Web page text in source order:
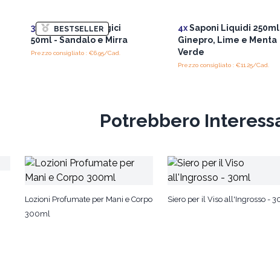
BESTSELLER
3x
Oli Corpo Biologici
50ml - Sandalo e Mirra
Prezzo consigliato : €6.95/Cad.
4xSaponi Liquidi 250ml
Ginepro, Lime e Menta
Verde
Prezzo consigliato : €11.25/Cad.
Potrebbero
Lozioni Profumate per Mani e Corpo
300ml
Siero per il Viso all'Ingrosso -